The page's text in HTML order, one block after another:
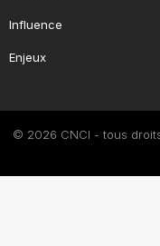
Influence
Enjeux
© 2026 CNCI - tous